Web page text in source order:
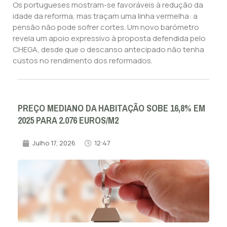
Os portugueses mostram-se favoráveis à redução da
idade da reforma, mas traçam uma linha vermelha: a
pensão não pode sofrer cortes. Um novo barómetro
revela um apoio expressivo à proposta defendida pelo
CHEGA, desde que o descanso antecipado não tenha
custos no rendimento dos reformados.
PREÇO MEDIANO DA HABITAÇÃO SOBE 16,8% EM
2025 PARA 2.076 EUROS/M2
Julho 17, 2026 12:47